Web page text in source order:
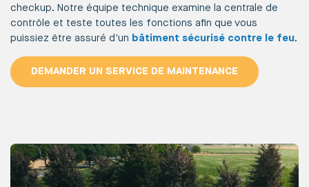
checkup. Notre équipe technique examine la centrale de
contrôle et teste toutes les fonctions afin que vous
puissiez être assuré d'un bâtiment sécurisé contre le feu.
DEMANDER UN SERVICE DE MAINTENANCE